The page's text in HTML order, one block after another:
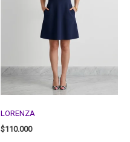
LORENZA
$110.000